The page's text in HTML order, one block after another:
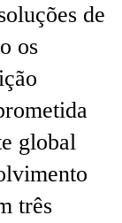
de
os
global
três